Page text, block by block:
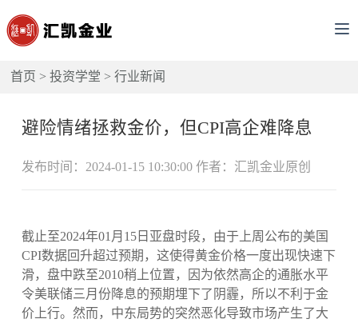
首页 >投资学堂 >行业新闻
避险情绪拯救金价，但CPI高企难降息
发布时间：2024-01-15 10:30:00 作者：汇凯金业原创
截止至2024年01月15日亚盘时段，由于上周公布的美国
CPI数据回升超过预期，这使得黄金价格一度出现快速下
滑，盘中跌至2010稍上位置，因为依然高企的通胀水平
令美联储三月份降息的预期埋下了阴霾，所以不利于金
价上行。然而，中东局势的突然恶化导致市场产生了大